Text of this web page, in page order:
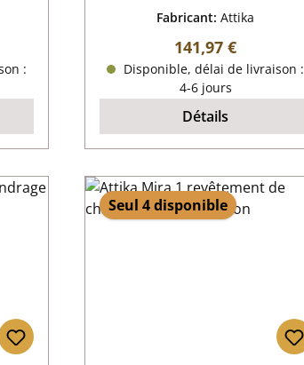
:
Fabricant:Attika
Prix régulier :
141,97 €
Disponible, délai de livraison :
4-6 jours
Détails
Seul 4 disponible